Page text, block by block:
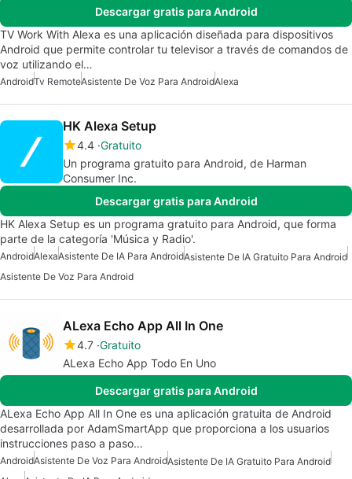
Descargar gratis para Android
TV Work With Alexa es una aplicación diseñada para dispositivos
Android que permite controlar tu televisor a través de comandos de
voz utilizando el…
AndroidTv RemoteAsistente De Voz Para AndroidAlexa
HK Alexa Setup
4.4 Gratuito
Un programa gratuito para Android, de Harman
Consumer Inc.
Descargar gratis para Android
HK Alexa Setup es un programa gratuito para Android, que forma
parte de la categoría 'Música y Radio'.
AndroidAlexaAsistente De IA Para AndroidAsistente De IA Gratuito Para Android
Asistente De Voz Para Android
ALexa Echo App All In One
4.7 Gratuito
ALexa Echo App Todo En Uno
Descargar gratis para Android
ALexa Echo App All In One es una aplicación gratuita de Android
desarrollada por AdamSmartApp que proporciona a los usuarios
instrucciones paso a paso…
AndroidAsistente De Voz Para AndroidAsistente De IA Gratuito Para Android